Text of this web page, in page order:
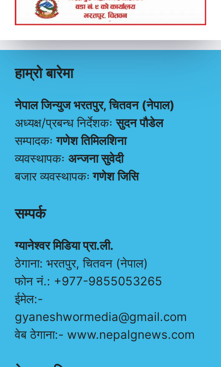
हाम्रो बारेमा
नेपाल जिन्युज भरतपुर, चितवन (नेपाल)
अध्यक्ष/प्रबन्ध निर्देशकःसुदन पौडेल
सम्पादकःगणेश तिमिलशिना
व्यवस्थापकः अन्जना सुवेदी
बजार व्यवस्थापकः गणेश जिसि
सम्पर्क
ग्यानेश्वर मिडिया प्रा.ली.
ठेगाना: भरतपुर, चितवन (नेपाल)
फोन नं.: +977-9855053265
ईमेल:-
gyaneshwormedia@gmail.com
वेब ठेगाना:- www.nepalgnews.com